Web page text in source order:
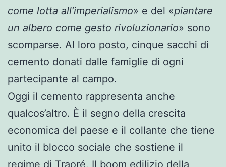
come lotta all’imperialismo» e del «piantare
un albero come gesto rivoluzionario» sono
scomparse. Al loro posto, cinque sacchi di
cemento donati dalle famiglie di ogni
partecipante al campo.
Oggi il cemento rappresenta anche
qualcos’altro. È il segno della crescita
economica del paese e il collante che tiene
unito il blocco sociale che sostiene il
regime di Traoré. Il boom edilizio della